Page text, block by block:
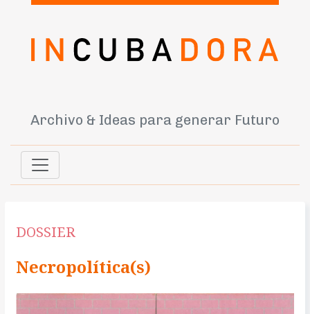
Archivo & Ideas para generar Futuro
DOSSIER
Necropolítica(s)